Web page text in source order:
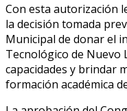
Con esta autorización
la decisión tomada
Municipal de donar el
Tecnológico de Nuevo
capacidades y brindar
formación académica